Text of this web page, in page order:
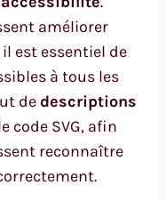
améliorer
est essentiel de
à tous les
de descriptions
code SVG, afin
reconnaître